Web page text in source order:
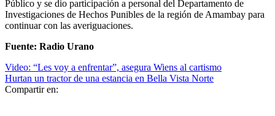
Público y se dio participación a personal del Departamento de
Investigaciones de Hechos Punibles de la región de Amambay para
continuar con las averiguaciones.
Fuente: Radio Urano
Video: “Les voy a enfrentar”, asegura Wiens al cartismo
Hurtan un tractor de una estancia en Bella Vista Norte
Compartir en: